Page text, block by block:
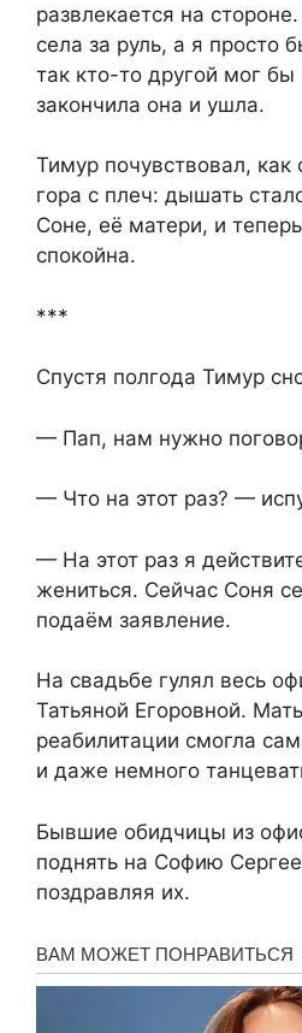
развлекается на
села за руль, а я просто
так кто-то другой мог
закончила она и ушла.
Тимур почувствовал, как
гора с плеч: дышать
Соне, её матери, и
спокойна.
***
Спустя полгода Тимур
— Пап, нам нужно
— Что на этот раз? —
— На этот раз я
жениться. Сейчас Соня
подаём заявление.
На свадьбе гулял весь
Татьяной Егоровной.
реабилитации смогла
и даже немного
Бывшие обидчицы из
поднять на Софию
поздравляя их.